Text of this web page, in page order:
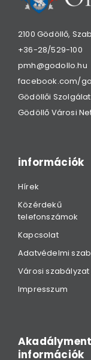
2100 Gödöllő,
+36-28/529-100
pmh@godollo.hu
facebook.com/
Gödöllői Szolgálat
Gödöllő Városi
információk
Hírek
Közérdekű
telefonszámok
Kapcsolat
Adatvédelmi
Városi szabályzat
Impresszum
információk